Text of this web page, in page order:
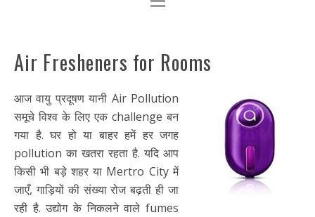
Air Fresheners for Rooms
आज वायु प्रदूषण यानी Air Pollution
समूचे विश्व के लिए एक challenge बन
गया है. घर हो या बाहर हमें हर जगह
pollution का खतरा रहता है. यदि आप
किसी भी बड़े शहर या Mertro City में
जाएँ, गाड़ियों की संख्या रोज बढ़ती ही जा
रही है. उद्योग के निकलने वाले fumes